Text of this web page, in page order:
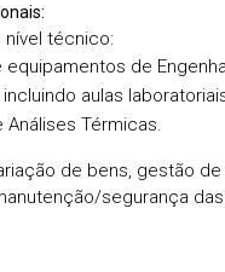
nível técnico:
de
aulas
Análises Térmicas.
de bens, gestão
segurança